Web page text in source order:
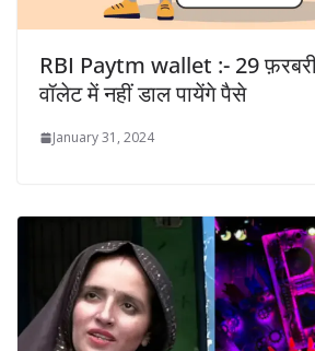
RBI Paytm wallet :- 29 फ़रबरी
वॉलेट में नहीं डाल पायेंगे पैसे
January 31, 2024